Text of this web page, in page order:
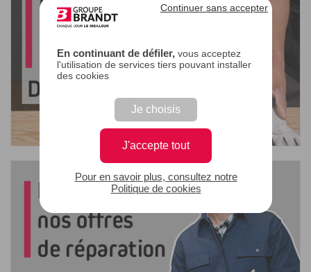
En continuant de défiler,vous acceptez
l'utilisation de services tiers pouvant installer
des cookies
Je choisis
J'accepte tout
Continuer sans accepter
Pour en savoir plus, consultez notre
Politique de cookies